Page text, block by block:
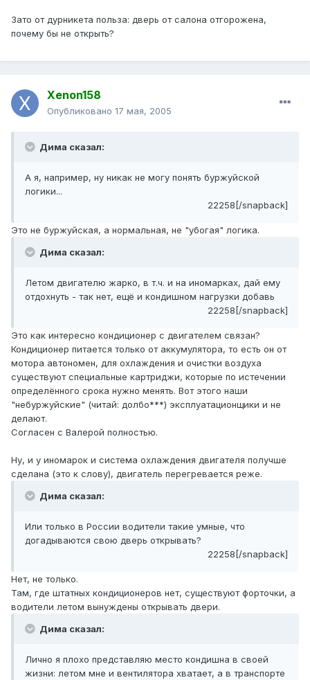
Зато от дурникета польза: дверь от салона отгорожена,
почему бы не открыть?
Xenon158
Опубликовано 17 мая, 2005
Дима сказал:
А я, например, ну никак не могу понять буржуйской
логики...
22258[/snapback]
Это не буржуйская, а нормальная, не "убогая" логика.
Дима сказал:
Летом двигателю жарко, в т.ч. и на иномарках, дай ему
отдохнуть - так нет, ещё и кондишном нагрузки добавь
22258[/snapback]
Это как интересно кондиционер с двигателем связан?
Кондиционер питается только от аккумулятора, то есть он от
мотора автономен, для охлаждения и очистки воздуха
существуют специальные картриджи, которые по истечении
определённого срока нужно менять. Вот этого наши
"небуржуйские" (читай: долбо***) эксплуатационщики и не
делают.
Согласен с Валерой полностью.
Ну, и у иномарок и система охлаждения двигателя получше
сделана (это к слову), двигатель перегревается реже.
Дима сказал:
Или только в России водители такие умные, что
догадываются свою дверь открывать?
22258[/snapback]
Нет, не только.
Там, где штатных кондиционеров нет, существуют форточки, а
водители летом вынуждены открывать двери.
Дима сказал:
Лично я плохо представляю место кондишна в своей
жизни: летом мне и вентилятора хватает, а в транспорте